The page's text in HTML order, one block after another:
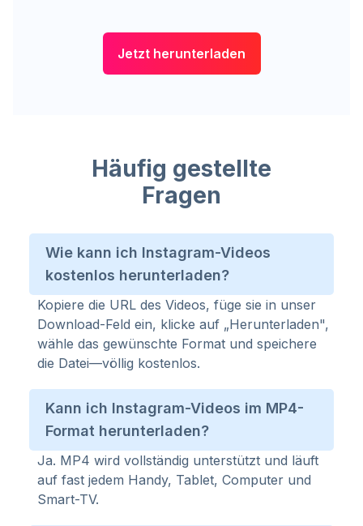
Jetzt herunterladen
Häufig gestellte
Fragen
Wie kann ich Instagram-Videos
kostenlos herunterladen?
Kopiere die URL des Videos, füge sie in unser
Download-Feld ein, klicke auf „Herunterladen",
wähle das gewünschte Format und speichere
die Datei—völlig kostenlos.
Kann ich Instagram-Videos im MP4-
Format herunterladen?
Ja. MP4 wird vollständig unterstützt und läuft
auf fast jedem Handy, Tablet, Computer und
Smart-TV.